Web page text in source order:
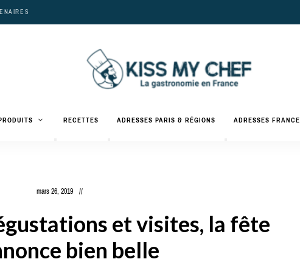
Kiss
gastronomiques
et
RECETTES ADRESSES PARIS & RÉGIONS ADRESSES FRANCE
mars 26, 2019
et visites, la fête
bien belle